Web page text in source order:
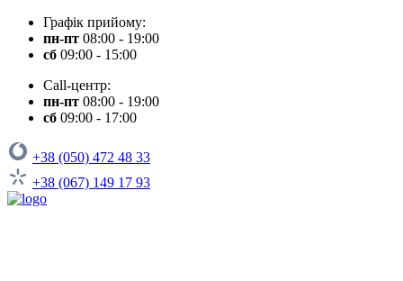
Графік прийому:
пн-пт 08:00 - 19:00
сб 09:00 - 15:00
Call-центр:
пн-пт 08:00 - 19:00
сб 09:00 - 17:00
+38 (050) 472 48 33
+38 (067) 149 17 93